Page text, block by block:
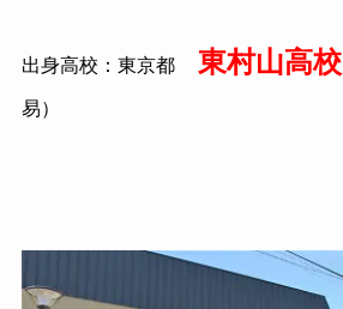
出身高校：東京都 東村山高校
易）